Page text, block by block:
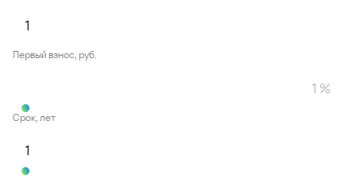
Первый взнос, руб.
Срок, лет